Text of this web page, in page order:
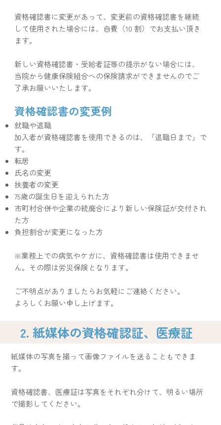
2. 紙媒体の資格確認証、医療証
紙媒体の写真を撮って画像ファイルを送ることもできま
す。
資格確認書、医療証は写真をそれぞれ分けて、明るい場所
で撮影してください。
資格確認書に変更があって、変更前の資格確認書を継続
して使用された場合には、自費（10 割）でお支払い頂き
ます。
新しい資格確認書・受給者証等の提示がない場合には、
当院から健康保険組合への保険請求ができませんのでご
了承お願いいたします。
資格確認書の変更例
就職や退職
加入者が資格確認書を使用できるのは、「退職日まで」で
す。
転居
氏名の変更
扶養者の変更
75歳の誕生日を迎えられた方
市町村合併や企業の統廃合により新しい保険証が交付され
た方
負担割合が変更になった方
※業務上での病気やケガに、資格確認書は使用できませ
ん。その際は労災保険となります。
ご不明点がありましたらお気軽にご連絡ください。
よろしくお願い申し上げます。